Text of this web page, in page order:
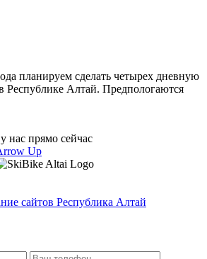
планируем сделать четырех дневную
Республике Алтай. Предпологаются
нас прямо сейчас